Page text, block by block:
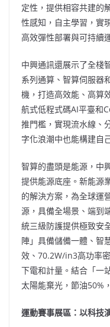
定性，提供相容共建的
性感知，自主學習，實
高效彈性部署與可持續
中興通訊還展示了全棧
系列通算、智算伺服器
機，打造高效能、高算
航式低程式碼AI平臺和
推門檻，實現流水線、
字化浪潮中也能構建自
智算的盡頭是能源，中
提供能源底座。新能源
的解決方案，為全球運
源，具備全場景、端到
統三級防護提供極致安
陣」具備儲備一體、智
效、70.2W/in3高功率
下電和計量。結合「一
太陽能棄光，節油50%
運動賽事展區：以科技